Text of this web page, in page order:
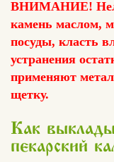
ВНИМАНИЕ!
камень маслом,
посуды, класть
устранения
применяют
щетку.
Как
пекарский